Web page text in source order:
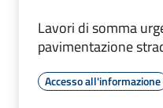
Lavori di somma
pavimentazione
Accesso all'informazione